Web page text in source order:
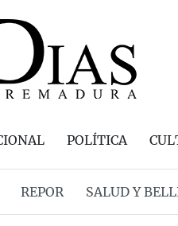
POLÍTICA
REPOR SALUD Y